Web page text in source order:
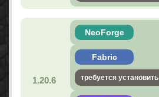
1.20.6
NeoForge
Fabric
требуется установить